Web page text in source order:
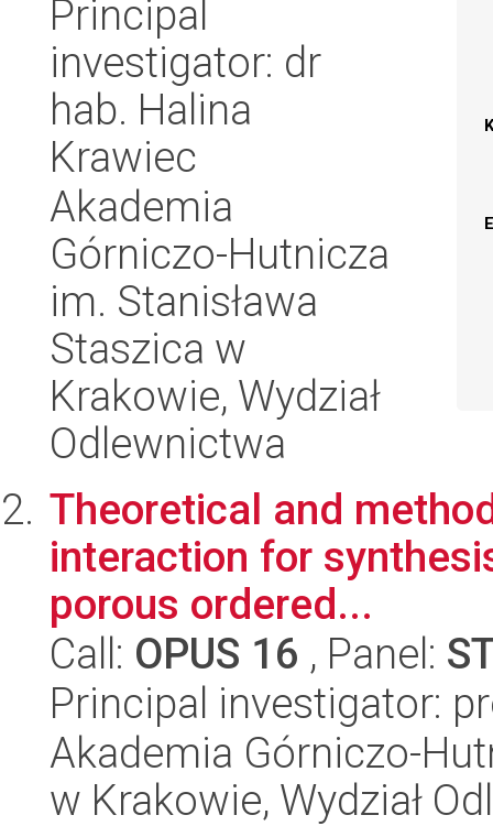
Principal
investigator: dr
hab. Halina
Krawiec
Akademia
Górniczo-Hutnicza
im. Stanisława
Staszica w
Krakowie, Wydział
Odlewnictwa
Theoretical and
interaction for
porous ordered...
Call: OPUS 16 , Panel:
Principal investigator:
Akademia Górniczo-
w Krakowie, Wydział